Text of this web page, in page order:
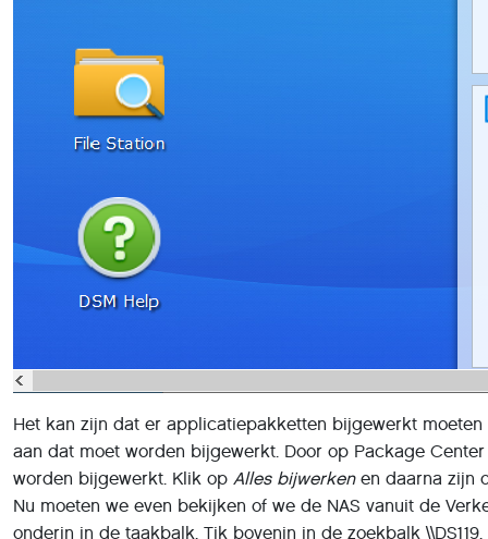
Het kan zijn dat er applicatiepakketten bijgewerkt
aan dat moet worden bijgewerkt. Door op Package
worden bijgewerkt. Klik op Alles bijwerkenen daarna zijn
Nu moeten we even bekijken of we de NAS vanuit de
onderin in de taakbalk. Tik bovenin in de zoekbalk